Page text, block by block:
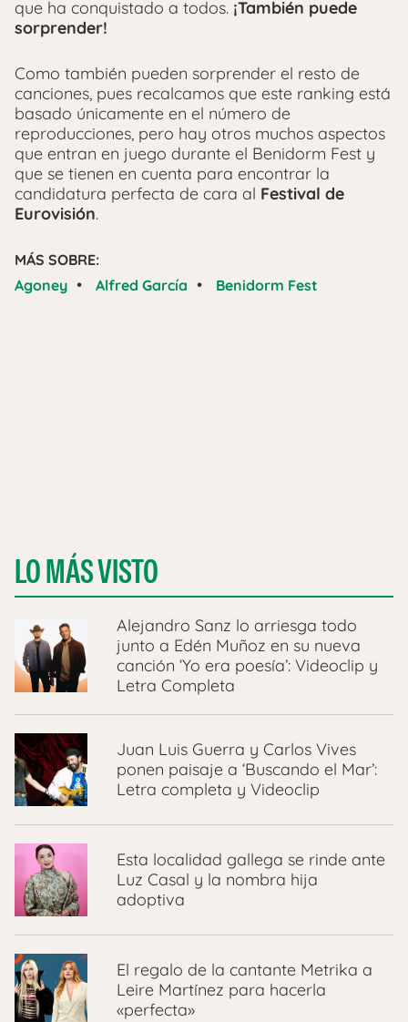
que ha conquistado a todos. ¡También puede
sorprender!
Como también pueden sorprender el resto de
canciones, pues recalcamos que este ranking está
basado únicamente en el número de
reproducciones, pero hay otros muchos aspectos
que entran en juego durante el Benidorm Fest y
que se tienen en cuenta para encontrar la
candidatura perfecta de cara al Festival de
Eurovisión.
MÁS SOBRE:
Agoney • Alfred García • Benidorm Fest
LO MÁS VISTO
Alejandro Sanz lo arriesga todo
junto a Edén Muñoz en su nueva
canción ‘Yo era poesía’: Videoclip y
Letra Completa
Juan Luis Guerra y Carlos Vives
ponen paisaje a ‘Buscando el Mar’:
Letra completa y Videoclip
Esta localidad gallega se rinde ante
Luz Casal y la nombra hija
adoptiva
El regalo de la cantante Metrika a
Leire Martínez para hacerla
«perfecta»